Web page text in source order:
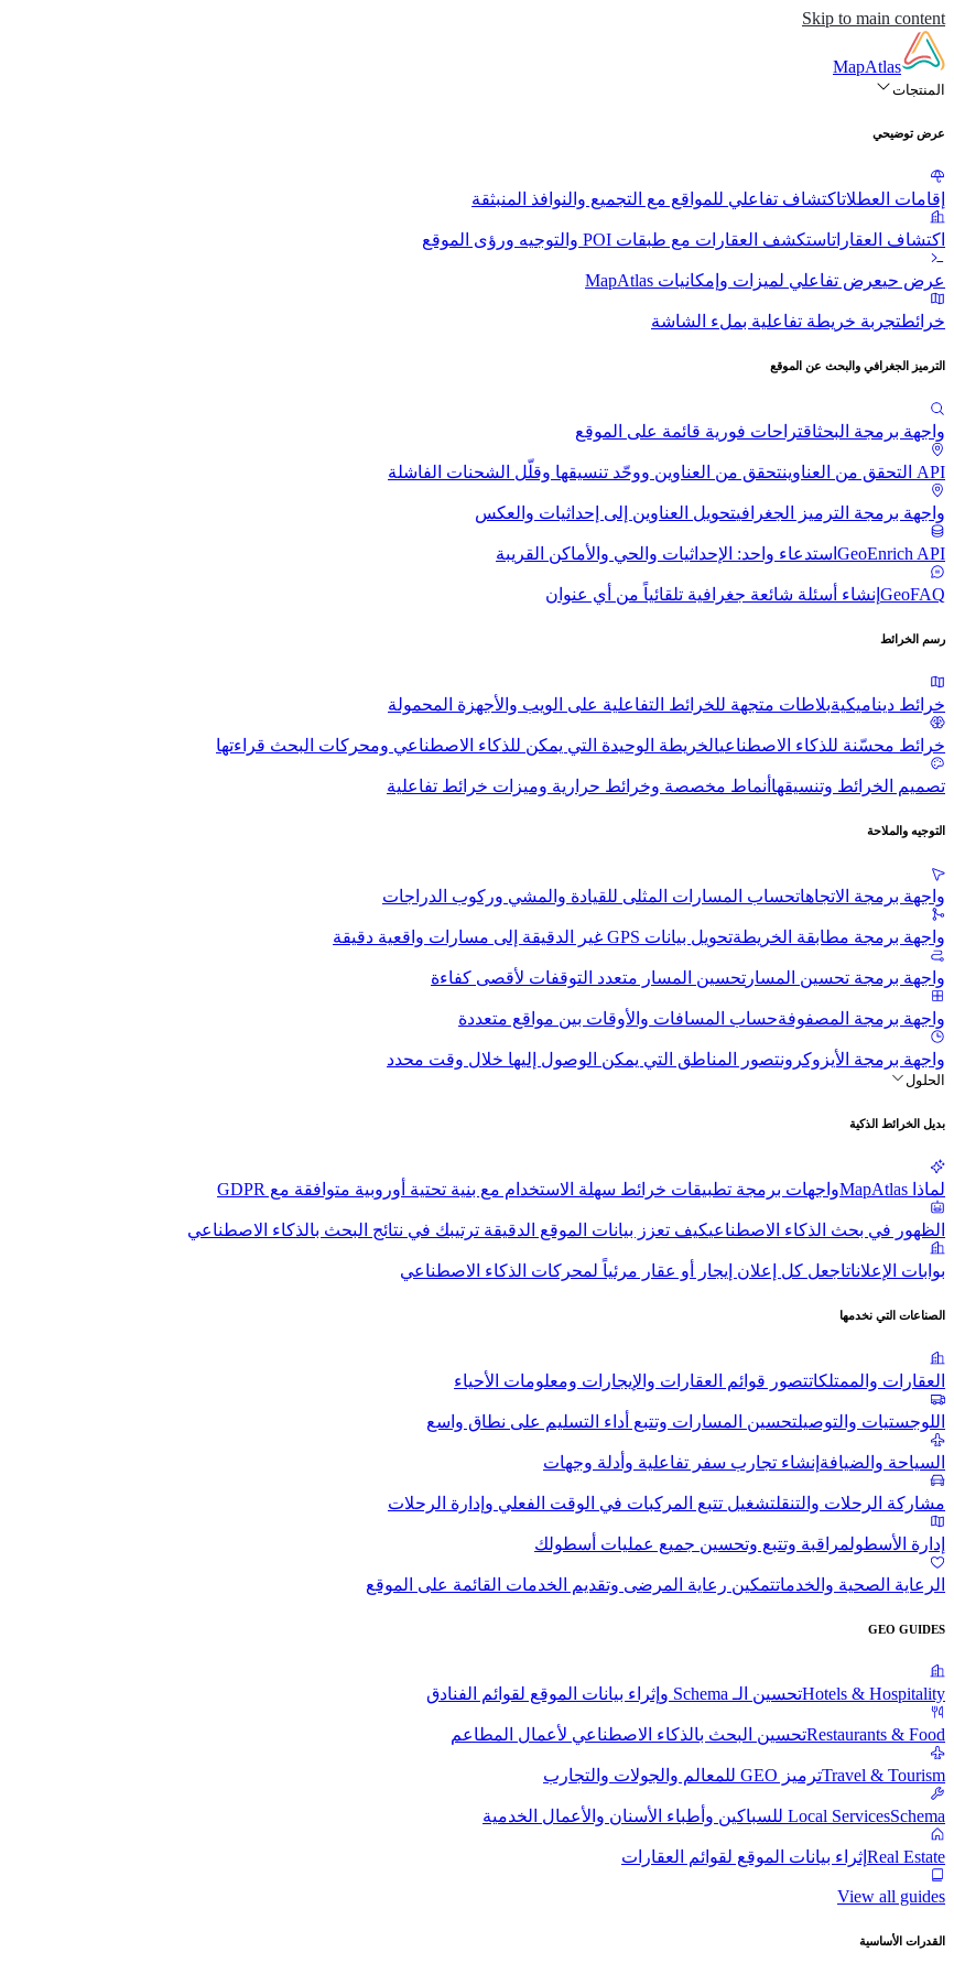
Skip to main content
MapAtlas
المنتجات
عرض توضيحي
إقامات العطلاتاكتشاف تفاعلي للمواقع مع التجميع والنوافذ المنبثقة
اكتشاف العقاراتاستكشف العقارات مع طبقات POI والتوجيه ورؤى الموقع
عرض حيعرض تفاعلي لميزات وإمكانيات MapAtlas
خرائطتجربة خريطة تفاعلية بملء الشاشة
الترميز الجغرافي والبحث عن الموقع
واجهة برمجة البحثاقتراحات فورية قائمة على الموقع
API التحقق من العناوين تحقق من العناوين ووحّد تنسيقها وقلّل الشحنات الفاشلة
واجهة برمجة الترميز الجغرافيتحويل العناوين إلى إحداثيات والعكس
GeoEnrich API استدعاء واحد: الإحداثيات والحي والأماكن القريبة
GeoFAQ إنشاء أسئلة شائعة جغرافية تلقائياً من أي عنوان
رسم الخرائط
خرائط ديناميكيةبلاطات متجهة للخرائط التفاعلية على الويب والأجهزة المحمولة
خرائط محسّنة للذكاء الاصطناعيالخريطة الوحيدة التي يمكن للذكاء الاصطناعي ومحركات البحث قراءتها
تصميم الخرائط وتنسيقها أنماط مخصصة وخرائط حرارية وميزات خرائط تفاعلية
التوجيه والملاحة
واجهة برمجة الاتجاهاتحساب المسارات المثلى للقيادة والمشي وركوب الدراجات
واجهة برمجة مطابقة الخريطةتحويل بيانات GPS غير الدقيقة إلى مسارات واقعية دقيقة
واجهة برمجة تحسين المسار تحسين المسار متعدد التوقفات لأقصى كفاءة
واجهة برمجة المصفوفةحساب المسافات والأوقات بين مواقع متعددة
واجهة برمجة الأيزوكرونتصور المناطق التي يمكن الوصول إليها خلال وقت محدد
الحلول
بديل الخرائط الذكية
لماذا MapAtlas واجهات برمجة تطبيقات خرائط سهلة الاستخدام مع بنية تحتية أوروبية متوافقة مع GDPR
الظهور في بحث الذكاء الاصطناعيكيف تعزز بيانات الموقع الدقيقة ترتيبك في نتائج البحث بالذكاء الاصطناعي
بوابات الإعلاناتاجعل كل إعلان إيجار أو عقار مرئياً لمحركات الذكاء الاصطناعي
الصناعات التي نخدمها
العقارات والممتلكاتتصور قوائم العقارات والإيجارات ومعلومات الأحياء
اللوجستيات والتوصيلتحسين المسارات وتتبع أداء التسليم على نطاق واسع
السياحة والضيافة إنشاء تجارب سفر تفاعلية وأدلة وجهات
مشاركة الرحلات والتنقلتشغيل تتبع المركبات في الوقت الفعلي وإدارة الرحلات
إدارة الأسطولمراقبة وتتبع وتحسين جميع عمليات أسطولك
الرعاية الصحية والخدماتتمكين رعاية المرضى وتقديم الخدمات القائمة على الموقع
GEO GUIDES
Hotels & Hospitalityتحسين الـ Schema وإثراء بيانات الموقع لقوائم الفنادق
Restaurants & Foodتحسين البحث بالذكاء الاصطناعي لأعمال المطاعم
Travel & Tourismترميز GEO للمعالم والجولات والتجارب
Local ServicesSchema للسباكين وأطباء الأسنان والأعمال الخدمية
Real Estate إثراء بيانات الموقع لقوائم العقارات
View all guides
القدرات الأساسية